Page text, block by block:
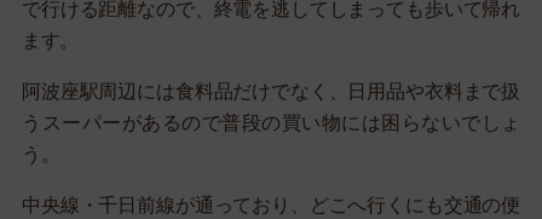
で行ける距離なので、終電を逃してしまっても歩いて帰れ
ます。
阿波座駅周辺には食料品だけでなく、日用品や衣料まで扱
うスーパーがあるので普段の買い物には困らないでしょ
う。
中央線・千日前線が通っており、どこへ行くにも交通の便